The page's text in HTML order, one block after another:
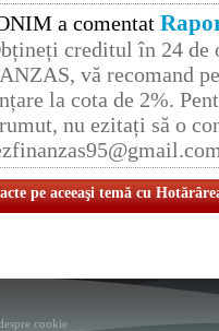
a comentat
creditul în 24 de
vă recomand
la cota de 2%.
nu ezitați să o
pe aceeaşi temă cu
cookie